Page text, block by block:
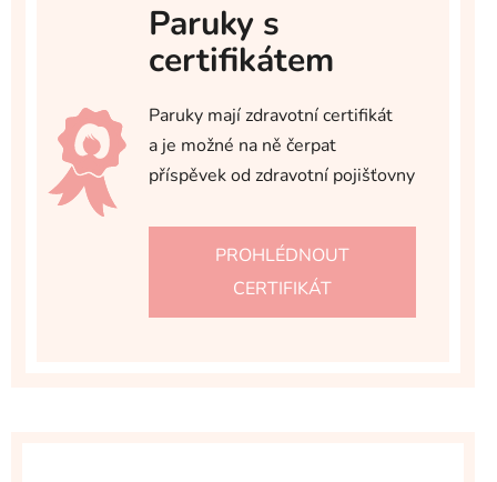
Paruky s
certifikátem
Paruky mají zdravotní certifikát
a je možné na ně čerpat
příspěvek od zdravotní pojišťovny
PROHLÉDNOUT
CERTIFIKÁT